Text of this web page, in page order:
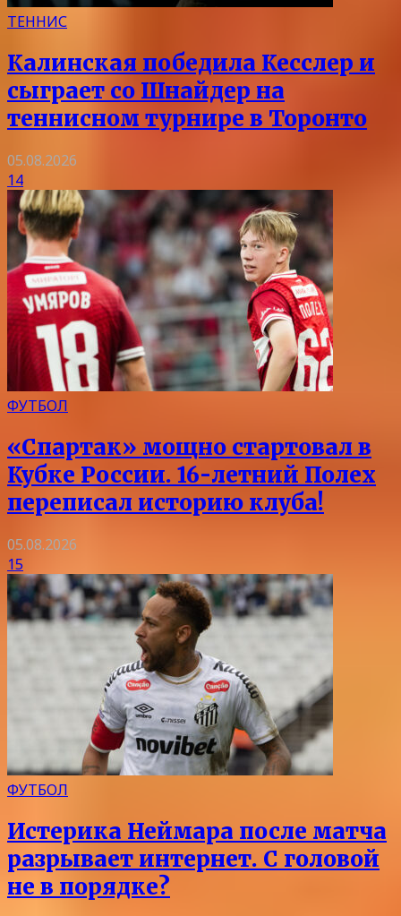
ТЕННИС
Калинская победила Кесслер и
сыграет со Шнайдер на
теннисном турнире в Торонто
05.08.2026
14
ФУТБОЛ
«Спартак» мощно стартовал в
Кубке России. 16-летний Полех
переписал историю клуба!
05.08.2026
15
ФУТБОЛ
Истерика Неймара после матча
разрывает интернет. С головой
не в порядке?